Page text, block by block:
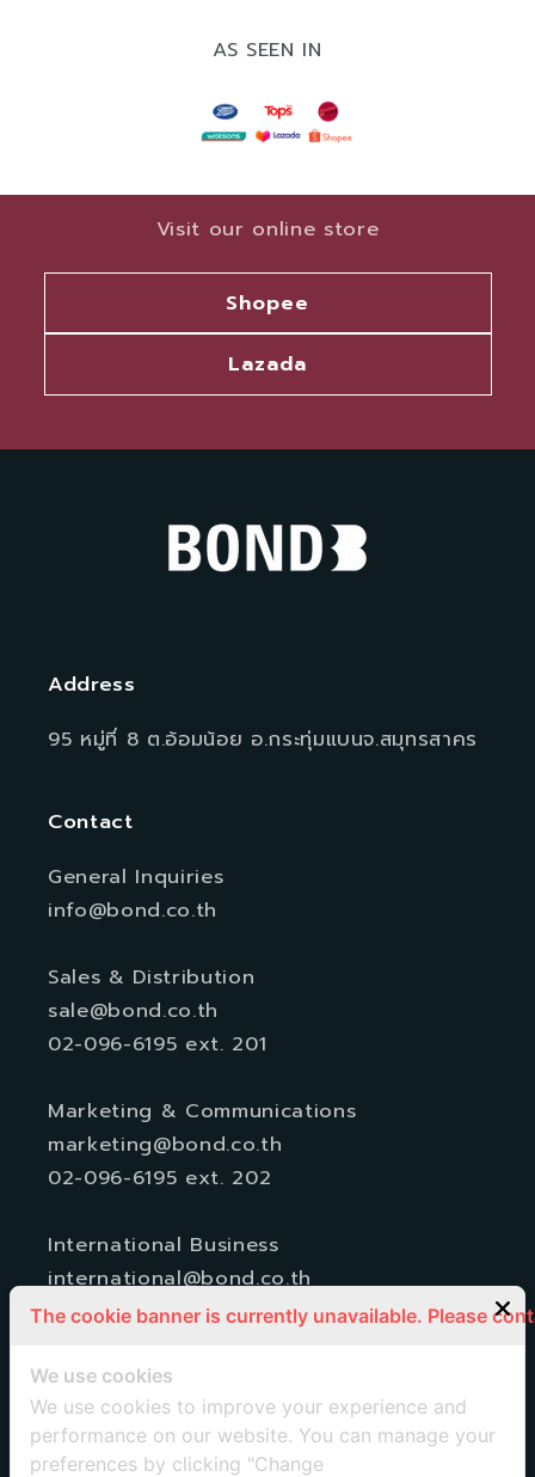
AS SEEN IN
Visit our online store
Shopee
Lazada
Address
95 หมู่ที่ 8 ต.อ้อมน้อย อ.กระทุ่มแบนจ.สมุทรสาคร
Contact
General Inquiries
info@bond.co.th
Sales & Distribution
sale@bond.co.th
02-096-6195 ext. 201
Marketing & Communications
marketing@bond.co.th
02-096-6195 ext. 202
International Business
international@bond.co.th
อีเมล
The cookie banner is currently unavailable. Please
We use cookies
We use cookies to improve your experience and
performance on our website. You can manage your
preferences by clicking "Change